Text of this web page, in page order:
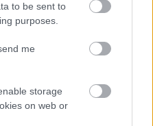
to be sent to
purposes.
me
storage
on web or